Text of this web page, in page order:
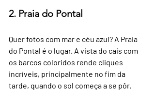
2. Praia do Pontal
Quer fotos com mar e céu azul? A Praia
do Pontal é o lugar. A vista do cais com
os barcos coloridos rende cliques
incríveis, principalmente no fim da
tarde, quando o sol começa a se pôr.